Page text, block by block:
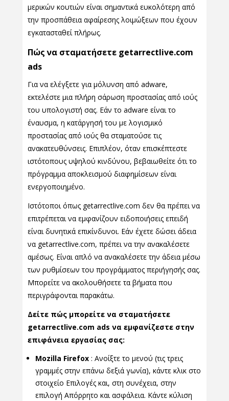
μερικών κουτιών είναι σημαντικά ευκολότερη από
την προσπάθεια αφαίρεσης λοιμώξεων που έχουν
εγκατασταθεί πλήρως.
Πώς να σταματήσετε getarrectlive.com
ads
Για να ελέγξετε για μόλυνση από adware,
εκτελέστε μια πλήρη σάρωση προστασίας από ιούς
του υπολογιστή σας. Εάν το adware είναι το
έναυσμα, η κατάργησή του με λογισμικό
προστασίας από ιούς θα σταματούσε τις
ανακατευθύνσεις. Επιπλέον, όταν επισκέπτεστε
ιστότοπους υψηλού κινδύνου, βεβαιωθείτε ότι το
πρόγραμμα αποκλεισμού διαφημίσεων είναι
ενεργοποιημένο.
Ιστότοποι όπως getarrectlive.com δεν θα πρέπει να
επιτρέπεται να εμφανίζουν ειδοποιήσεις επειδή
είναι δυνητικά επικίνδυνοι. Εάν έχετε δώσει άδεια
να getarrectlive.com, πρέπει να την ανακαλέσετε
αμέσως. Είναι απλό να ανακαλέσετε την άδεια μέσω
των ρυθμίσεων του προγράμματος περιήγησής σας.
Μπορείτε να ακολουθήσετε τα βήματα που
περιγράφονται παρακάτω.
Δείτε πώς μπορείτε να σταματήσετε
getarrectlive.com ads να εμφανίζεστε στην
επιφάνεια εργασίας σας:
Mozilla Firefox : Ανοίξτε το μενού (τις τρεις
γραμμές στην επάνω δεξιά γωνία), κάντε κλικ στο
στοιχείο Επιλογές και, στη συνέχεια, στην
επιλογή Απόρρητο και ασφάλεια. Κάντε κύλιση